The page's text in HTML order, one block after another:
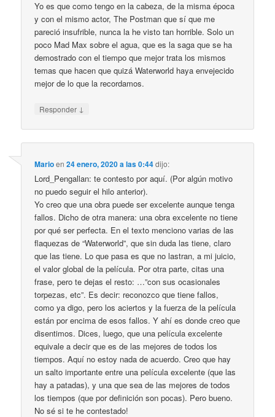
Yo es que como tengo en la cabeza, de la misma época
y con el mismo actor, The Postman que sí que me
pareció insufrible, nunca la he visto tan horrible. Solo un
poco Mad Max sobre el agua, que es la saga que se ha
demostrado con el tiempo que mejor trata los mismos
temas que hacen que quizá Waterworld haya envejecido
mejor de lo que la recordamos.
Responder ↓
Marioen24 enero, 2020 a las 0:44dijo:
Lord_Pengallan: te contesto por aquí. (Por algún motivo
no puedo seguir el hilo anterior).
Yo creo que una obra puede ser excelente aunque tenga
fallos. Dicho de otra manera: una obra excelente no tiene
por qué ser perfecta. En el texto menciono varias de las
flaquezas de “Waterworld”, que sin duda las tiene, claro
que las tiene. Lo que pasa es que no lastran, a mi juicio,
el valor global de la película. Por otra parte, citas una
frase, pero te dejas el resto: …”con sus ocasionales
torpezas, etc”. Es decir: reconozco que tiene fallos,
como ya digo, pero los aciertos y la fuerza de la película
están por encima de esos fallos. Y ahí es donde creo que
disentimos. Dices, luego, que una película excelente
equivale a decir que es de las mejores de todos los
tiempos. Aquí no estoy nada de acuerdo. Creo que hay
un salto importante entre una película excelente (que las
hay a patadas), y una que sea de las mejores de todos
los tiempos (que por definición son pocas). Pero bueno.
No sé si te he contestado!